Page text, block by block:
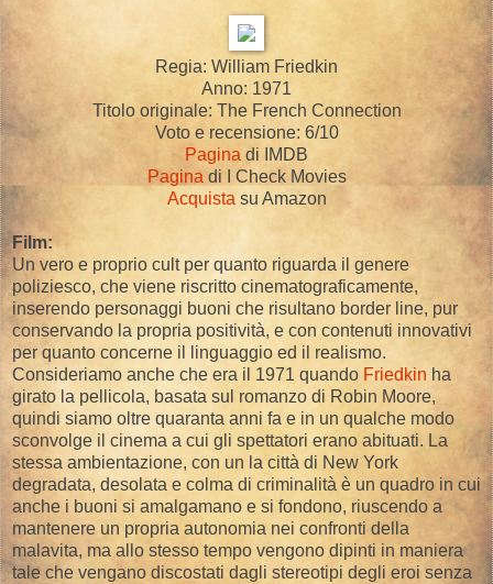
Regia: William Friedkin
Anno: 1971
Titolo originale: The French Connection
Voto e recensione: 6/10
Pagina di IMDB
Pagina di I Check Movies
Acquista su Amazon
Film:
Un vero e proprio cult per quanto riguarda il genere
poliziesco, che viene riscritto cinematograficamente,
inserendo personaggi buoni che risultano border line, pur
conservando la propria positività, e con contenuti innovativi
per quanto concerne il linguaggio ed il realismo.
Consideriamo anche che era il 1971 quando Friedkin ha
girato la pellicola, basata sul romanzo di Robin Moore,
quindi siamo oltre quaranta anni fa e in un qualche modo
sconvolge il cinema a cui gli spettatori erano abituati. La
stessa ambientazione, con un la città di New York
degradata, desolata e colma di criminalità è un quadro in cui
anche i buoni si amalgamano e si fondono, riuscendo a
mantenere un propria autonomia nei confronti della
malavita, ma allo stesso tempo vengono dipinti in maniera
tale che vengano discostati dagli stereotipi degli eroi senza